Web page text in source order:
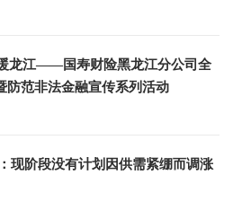
龙江——国寿财险黑龙江分公司全
防范非法金融宣传系列活动
现阶段没有计划因供需紧绷而调涨